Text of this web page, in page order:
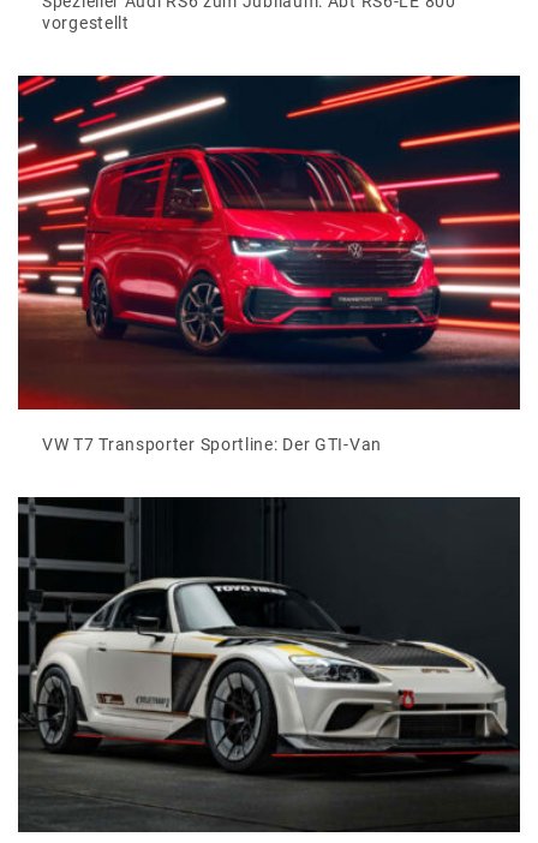
vorgestellt
VW T7 Transporter Sportline: Der GTI-Van